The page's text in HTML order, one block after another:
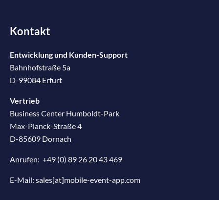
Kontakt
Entwicklung und Kunden-Support
Bahnhofstraße 5a
D-99084 Erfurt
Vertrieb
Business Center Humboldt-Park
Max-Planck-Straße 4
D-85609 Dornach
Anrufen: +49 (0) 89 26 20 43 469
E-Mail: sales[at]mobile-event-app.com